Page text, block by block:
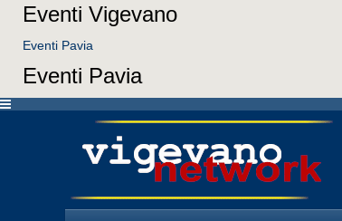
Eventi Vigevano
Eventi Pavia
Eventi Pavia